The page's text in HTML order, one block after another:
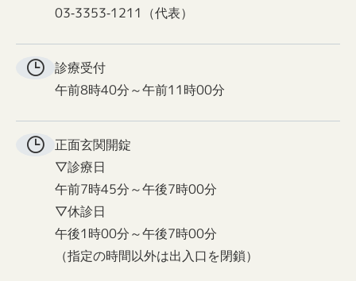
03-3353-1211（代表）
診療受付
午前8時40分～午前11時00分
正面玄関開錠
▽診療日
午前7時45分～午後7時00分
▽休診日
午後1時00分～午後7時00分
（指定の時間以外は出入口を閉鎖）